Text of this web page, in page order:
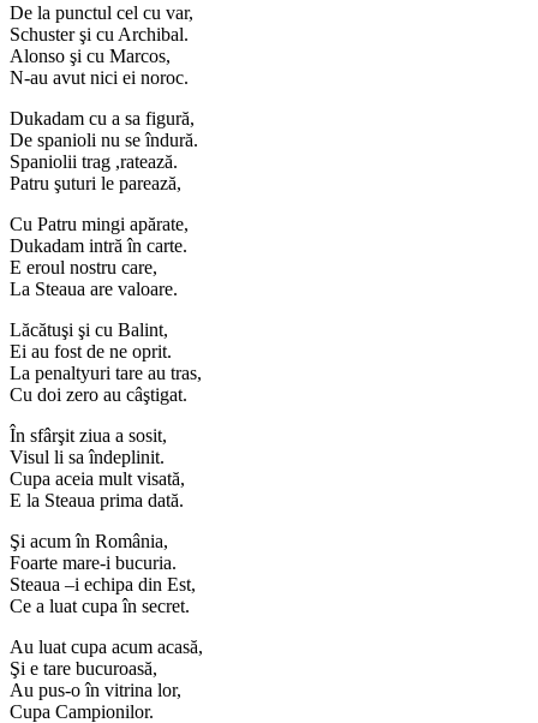
De la punctul cel cu var,
Schuster şi cu Archibal.
Alonso şi cu Marcos,
N-au avut nici ei noroc.
Dukadam cu a sa figură,
De spanioli nu se îndură.
Spaniolii trag ,ratează.
Patru şuturi le parează,
Cu Patru mingi apărate,
Dukadam intră în carte.
E eroul nostru care,
La Steaua are valoare.
Lăcătuşi şi cu Balint,
Ei au fost de ne oprit.
La penaltyuri tare au tras,
Cu doi zero au câştigat.
În sfârşit ziua a sosit,
Visul li sa îndeplinit.
Cupa aceia mult visată,
E la Steaua prima dată.
Şi acum în România,
Foarte mare-i bucuria.
Steaua –i echipa din Est,
Ce a luat cupa în secret.
Au luat cupa acum acasă,
Şi e tare bucuroasă,
Au pus-o în vitrina lor,
Cupa Campionilor.